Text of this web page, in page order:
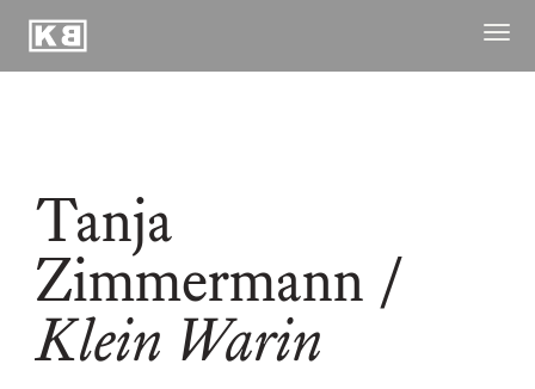
Menü
Kunstraum
Braugasse
kuenstler
Tanja
Zimmermann /
Klein Warin